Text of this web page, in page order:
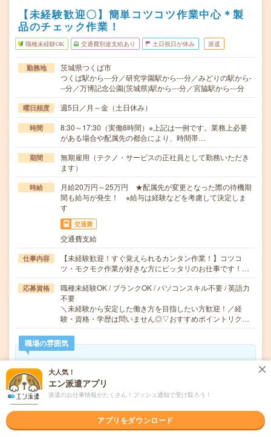
【未経験歓迎〇】簡単コツコツ作業中心＊製
品のチェック作業！
職種未経験OK 交通費別途支給あり 土日祝日が休み 派遣
勤務地
茨城県つくば市
つくば駅から---分／研究学園駅から---分／みどりの駅から-
--分／万博記念公園(茨城県)駅から---分／宮脇駅から---分
曜日頻度 週5日／月～金（土日休み）
時間
8:30～17:30（実働8時間）※上記は一例です。業務上必要
がある場合や配属先の都合により、時間帯…
期間
無期雇用（テクノ・サービスの正社員として勤務いただき
ます）
時給
月給20万円～25万円 ★配属先が変更となった際の待機期
間も給与が発生！ ※給与は経験などを考慮して決定しま
す
交通費
交通費支給
仕事内容
【未経験歓迎！すぐ覚えられるカンタン作業！】コツコ
ツ・モクモク作業が好きな方にピッタリのお仕事です！…
応募資格
職種未経験OK / ブランクOK / パソコンスキル不要 / 英語力
不要
＼未経験から安定した働き方を目指したい方歓迎！／経
験・資格・学歴は問いません◎▽おすすめポイントリク…
職場の雰囲気
年齢層
20代
気になる! 応募へ進む 詳しく見る
大人気！
エン派遣アプリ
派遣のお仕事情報がたくさん！プッシュ通知で受け取ろう！
アプリをダウンロード